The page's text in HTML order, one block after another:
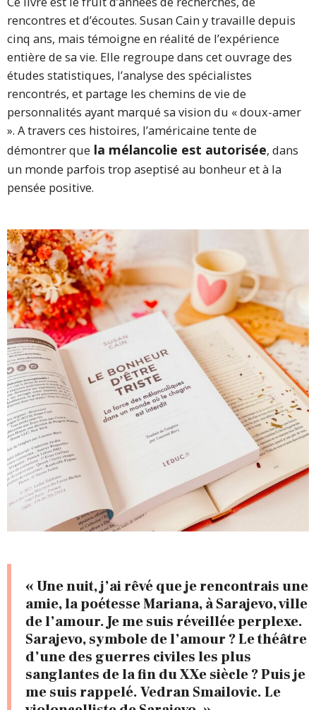
rencontres et d’écoutes. Susan Cain y travaille depuis
cinq ans, mais témoigne en réalité de l’expérience
entière de sa vie. Elle regroupe dans cet ouvrage des
études statistiques, l’analyse des spécialistes
rencontrés, et partage les chemins de vie de
personnalités ayant marqué sa vision du « doux-amer
». A travers ces histoires, l’américaine tente de
démontrer que la mélancolie est autorisée, dans
un monde parfois trop aseptisé au bonheur et à la
pensée positive.
« Une nuit, j’ai rêvé que je rencontrais une
amie, la poétesse Mariana, à Sarajevo, ville
de l’amour. Je me suis réveillée perplexe.
Sarajevo, symbole de l’amour ? Le théâtre
d’une des guerres civiles les plus
sanglantes de la fin du XXe siècle ? Puis je
me suis rappelé. Vedran Smailovic. Le